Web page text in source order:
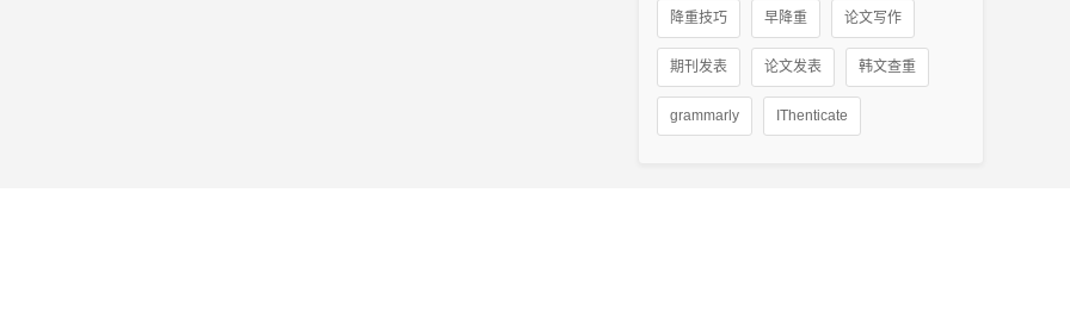
降重技巧 早降重 论文写作
期刊发表 论文发表 韩文查重
grammarly IThenticate